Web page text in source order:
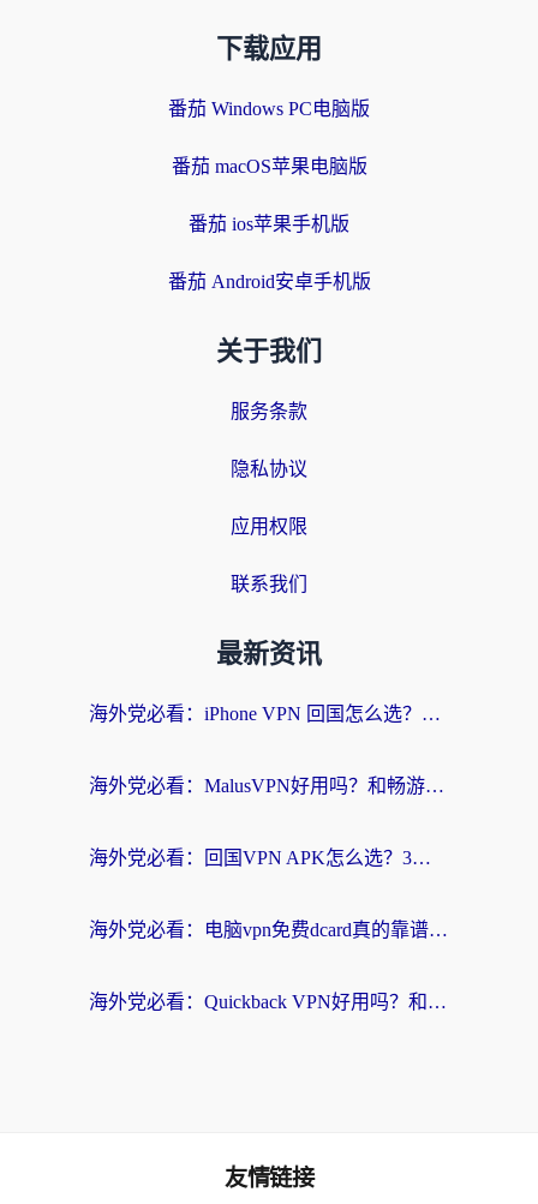
下载应用
番茄 Windows PC电脑版
番茄 macOS苹果电脑版
番茄 ios苹果手机版
番茄 Android安卓手机版
关于我们
服务条款
隐私协议
应用权限
联系我们
最新资讯
海外党必看：iPhone VPN 回国怎么选？一篇搞定无缝访问国内资源
海外党必看：MalusVPN好用吗？和畅游VPN对比哪个回国效果更好？附穿梭飞鱼神龟真实体验
海外党必看：回国VPN APK怎么选？3步教你无缝刷国内剧玩国服
海外党必看：电脑vpn免费dcard真的靠谱吗？教你选对回国加速器无缝访问国内资源
海外党必看：Quickback VPN好用吗？和小黑牛VPN对比哪个回国效果更好？附真实体验+避坑指南
友情链接